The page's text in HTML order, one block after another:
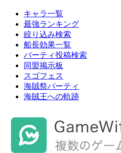
キャラ一覧
最強ランキング
絞り込み検索
船長効果一覧
パーティ投稿検索
同盟掲示板
スゴフェス
海賊祭パーティ
海賊王への軌跡